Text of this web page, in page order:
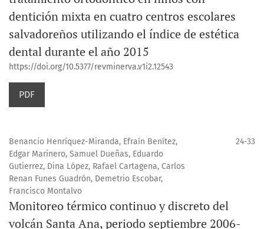
dentición mixta en cuatro centros escolares
salvadoreños utilizando el índice de estética
dental durante el año 2015
https://doi.org/10.5377/revminerva.v1i2.12543
PDF
Benancio Henríquez-Miranda, Efraín Benítez,
Edgar Marinero, Samuel Dueñas, Eduardo
Gutierrez, Dina López, Rafael Cartagena, Carlos
Renan Funes Guadrón, Demetrio Escobar,
Francisco Montalvo
24-33
Monitoreo térmico continuo y discreto del
volcán Santa Ana, periodo septiembre 2006-